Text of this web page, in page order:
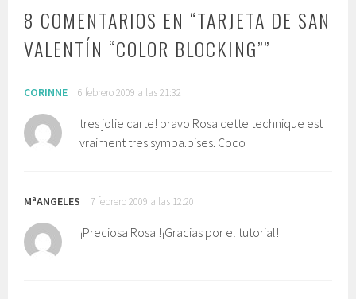
8 COMENTARIOS EN “TARJETA DE SAN
VALENTÍN “COLOR BLOCKING””
CORINNE 6 febrero 2009 a las 21:32
tres jolie carte! bravo Rosa cette technique est
vraiment tres sympa.bises. Coco
MªANGELES 7 febrero 2009 a las 12:20
¡Preciosa Rosa !¡Gracias por el tutorial!